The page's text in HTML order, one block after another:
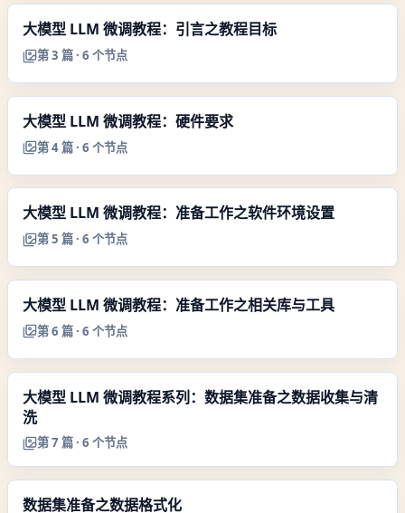
大模型 LLM 微调教程：引言之教程目标
第3 篇 · 6 个节点
大模型 LLM 微调教程：硬件要求
第4篇 · 6 个节点
大模型 LLM 微调教程：准备工作之软件环境设置
第5 篇 · 6 个节点
大模型 LLM 微调教程：准备工作之相关库与工具
第6 篇 · 6 个节点
大模型 LLM 微调教程系列：数据集准备之数据收集与清
洗
第7 篇 · 6 个节点
数据集准备之数据格式化